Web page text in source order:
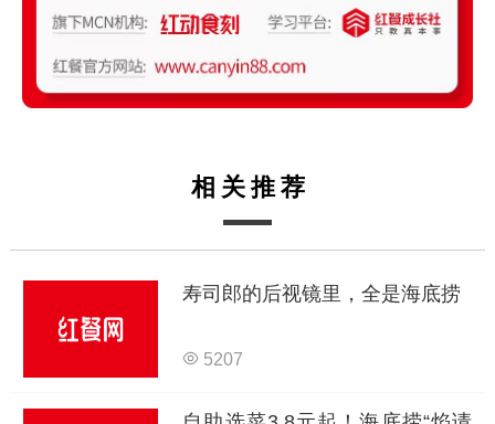
相关推荐
寿司郎的后视镜里，全是海底捞
5207